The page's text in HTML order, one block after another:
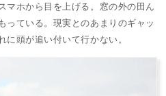
マホから目を上げる。窓の外の田ん
っている。現実とのあまりのギャッ
に頭が追い付いて行かない。